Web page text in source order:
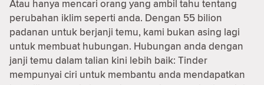
Atau hanya mencari orang yang ambil tahu tentang
perubahan iklim seperti anda. Dengan 55 bilion
padanan untuk berjanji temu, kami bukan asing lagi
untuk membuat hubungan. Hubungan anda dengan
janji temu dalam talian kini lebih baik: Tinder
mempunyai ciri untuk membantu anda mendapatkan